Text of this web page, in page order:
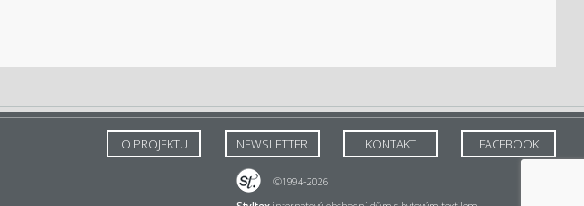
O PROJEKTU NEWSLETTER KONTAKT FACEBOOK
©1994-2026